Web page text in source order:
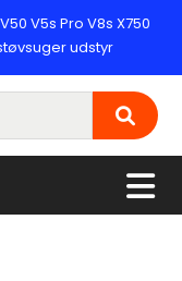
V5s Pro V8s X750
udstyr